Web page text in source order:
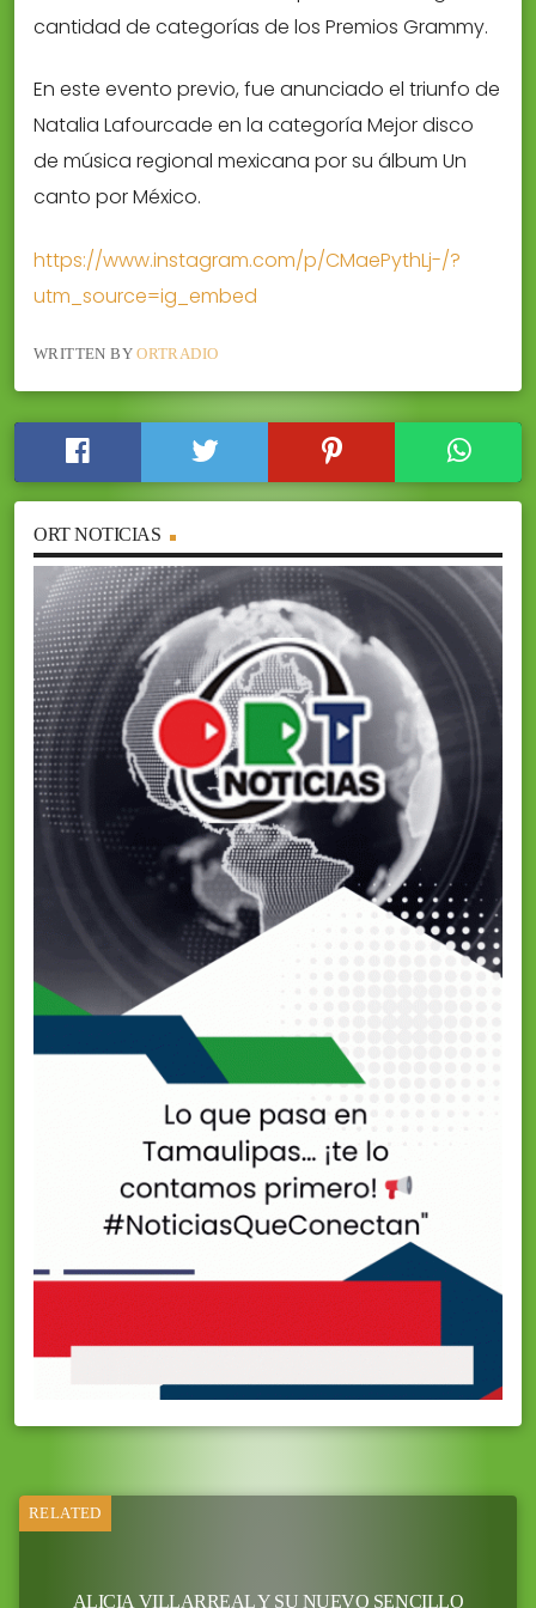
cantidad de categorías de los Premios Grammy.
En este evento previo, fue anunciado el triunfo de
Natalia Lafourcade en la categoría Mejor disco
de música regional mexicana por su álbum Un
canto por México.
https://www.instagram.com/p/CMaePythLj-/?
utm_source=ig_embed
WRITTEN BYORTRADIO
ORT NOTICIAS
RELATED
ALICIA VILLARREAL Y SU NUEVO SENCILLO